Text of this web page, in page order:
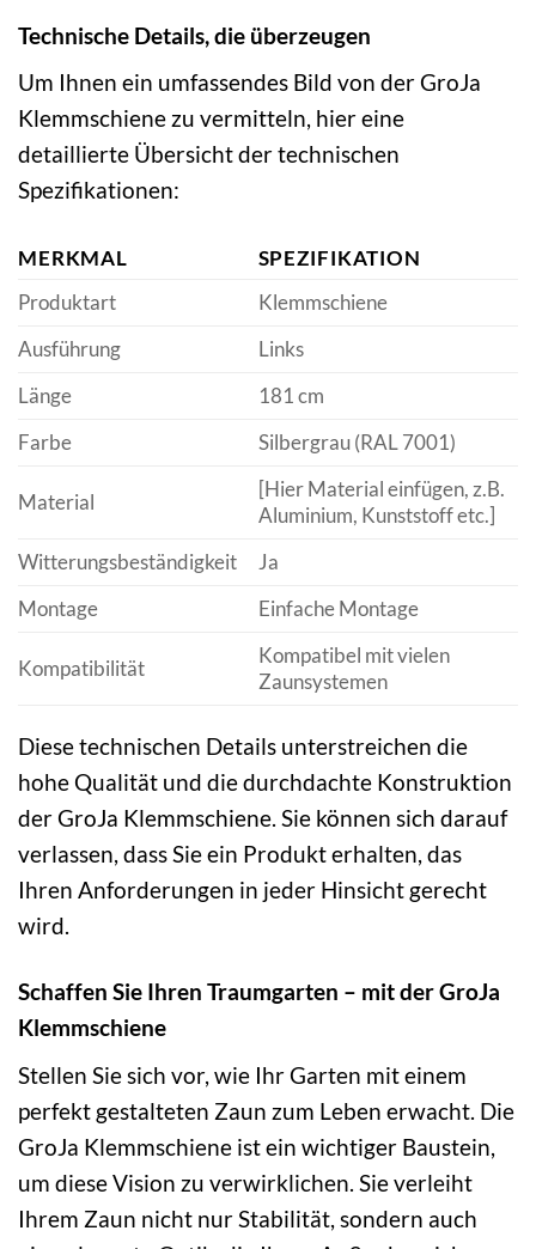
Technische Details, die überzeugen
Um Ihnen ein umfassendes Bild von der GroJa
Klemmschiene zu vermitteln, hier eine
detaillierte Übersicht der technischen
Spezifikationen:
MERKMAL
SPEZIFIKATION
Produktart
Klemmschiene
Ausführung
Links
Länge
181 cm
Farbe
Silbergrau (RAL 7001)
Material
[Hier Material einfügen, z.B.
Aluminium, Kunststoff etc.]
Witterungsbeständigkeit
Ja
Montage
Einfache Montage
Kompatibilität
Kompatibel mit vielen
Zaunsystemen
Diese technischen Details unterstreichen die
hohe Qualität und die durchdachte Konstruktion
der GroJa Klemmschiene. Sie können sich darauf
verlassen, dass Sie ein Produkt erhalten, das
Ihren Anforderungen in jeder Hinsicht gerecht
wird.
Schaffen Sie Ihren Traumgarten – mit der GroJa
Klemmschiene
Stellen Sie sich vor, wie Ihr Garten mit einem
perfekt gestalteten Zaun zum Leben erwacht. Die
GroJa Klemmschiene ist ein wichtiger Baustein,
um diese Vision zu verwirklichen. Sie verleiht
Ihrem Zaun nicht nur Stabilität, sondern auch